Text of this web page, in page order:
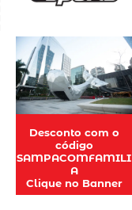
Desconto com o
código
SAMPACOMFAMILI
A
Clique no Banner